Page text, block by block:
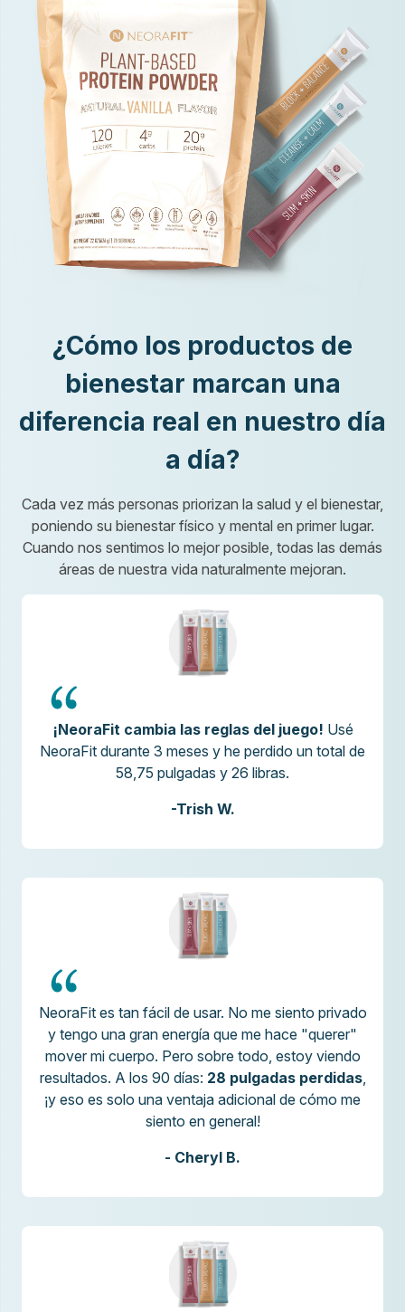
¿Cómo los productos de
bienestar marcan una
diferencia real en nuestro día
a día?
Cada vez más personas priorizan la salud y el bienestar,
poniendo su bienestar físico y mental en primer lugar.
Cuando nos sentimos lo mejor posible, todas las demás
áreas de nuestra vida naturalmente mejoran.
¡NeoraFit cambia las reglas del juego! Usé
NeoraFit durante 3 meses y he perdido un total de
58,75 pulgadas y 26 libras.
-Trish W.
NeoraFit es tan fácil de usar. No me siento privado
y tengo una gran energía que me hace "querer"
mover mi cuerpo. Pero sobre todo, estoy viendo
resultados. A los 90 días: 28 pulgadas perdidas,
¡y eso es solo una ventaja adicional de cómo me
siento en general!
- Cheryl B.